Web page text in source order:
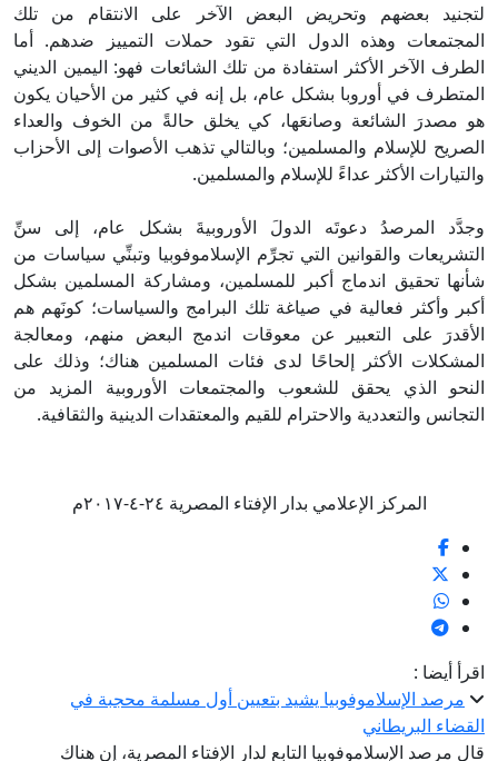
لتجنيد بعضهم وتحريض البعض الآخر على الانتقام من تلك
المجتمعات وهذه الدول التي تقود حملات التمييز ضدهم. أما
الطرف الآخر الأكثر استفادة من تلك الشائعات فهو: اليمين الديني
المتطرف في أوروبا بشكل عام، بل إنه في كثير من الأحيان يكون
هو مصدرَ الشائعة وصانعَها، كي يخلق حالةً من الخوف والعداء
الصريح للإسلام والمسلمين؛ وبالتالي تذهب الأصوات إلى الأحزاب
والتيارات الأكثر عداءً للإسلام والمسلمين.
وجدَّد المرصدُ دعوتَه الدولَ الأوروبيةَ بشكل عام، إلى سنِّ
التشريعات والقوانين التي تجرِّم الإسلاموفوبيا وتبنِّي سياسات من
شأنها تحقيق اندماج أكبر للمسلمين، ومشاركة المسلمين بشكل
أكبر وأكثر فعالية في صياغة تلك البرامج والسياسات؛ كونَهم هم
الأقدرَ على التعبير عن معوقات اندمج البعض منهم، ومعالجة
المشكلات الأكثر إلحاحًا لدى فئات المسلمين هناك؛ وذلك على
النحو الذي يحقق للشعوب والمجتمعات الأوروبية المزيد من
التجانس والتعددية والاحترام للقيم والمعتقدات الدينية والثقافية.
المركز الإعلامي بدار الإفتاء المصرية ٢٤-٤-٢٠١٧م
اقرأ أيضا :
مرصد الإسلاموفوبيا يشيد بتعيين أول مسلمة محجبة في
القضاء البريطاني
قال مرصد الإسلاموفوبيا التابع لدار الإفتاء المصرية، إن هناك